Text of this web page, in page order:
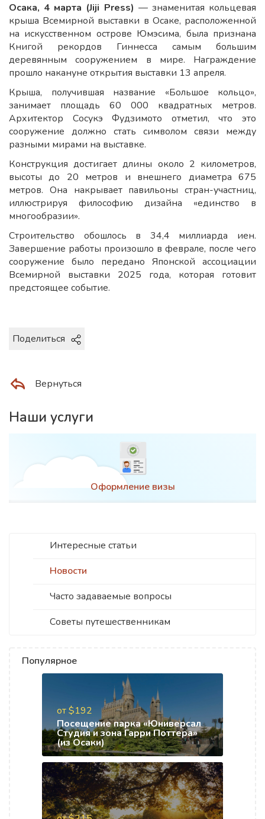
Интересные статьи
Новости
Часто задаваемые вопросы
Советы путешественникам
Популярное
от $192
Посещение парка «Юниверсал
Студия и зона Гарри Поттера»
(из Осаки)
Осака, 4 марта (Jiji Press) — знаменитая кольцевая
крыша Всемирной выставки в Осаке, расположенной
на искусственном острове Юмэсима, была признана
Книгой рекордов Гиннесса самым большим
деревянным сооружением в мире. Награждение
прошло накануне открытия выставки 13 апреля.
Крыша, получившая название «Большое кольцо»,
занимает площадь 60 000 квадратных метров.
Архитектор Сосукэ Фудзимото отметил, что это
сооружение должно стать символом связи между
разными мирами на выставке.
Конструкция достигает длины около 2 километров,
высоты до 20 метров и внешнего диаметра 675
метров. Она накрывает павильоны стран-участниц,
иллюстрируя философию дизайна «единство в
многообразии».
Строительство обошлось в 34,4 миллиарда иен.
Завершение работы произошло в феврале, после чего
сооружение было передано Японской ассоциации
Всемирной выставки 2025 года, которая готовит
предстоящее событие.
Поделиться
Вернуться
Наши услуги
Оформление визы